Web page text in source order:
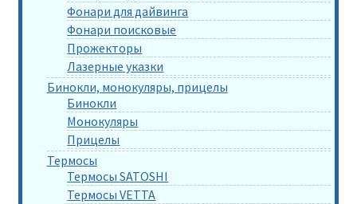
Фонари для дайвинга
Фонари поисковые
Прожекторы
Лазерные указки
Бинокли, монокуляры, прицелы
Бинокли
Монокуляры
Прицелы
Термосы
Термосы SATOSHI
Термосы VETTA